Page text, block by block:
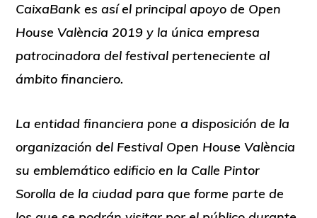
CaixaBank es así el principal apoyo de Open
House València 2019 y la única empresa
patrocinadora del festival perteneciente al
ámbito financiero.
La entidad financiera pone a disposición de la
organización del Festival Open House València
su emblemático edificio en la Calle Pintor
Sorolla de la ciudad para que forme parte de